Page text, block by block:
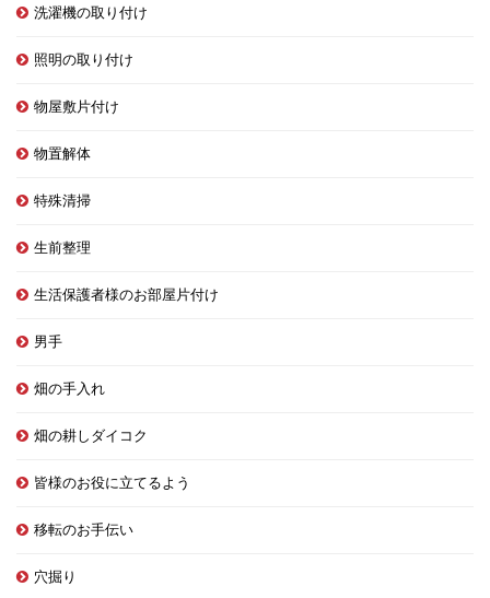
洗濯機の取り付け
照明の取り付け
物屋敷片付け
物置解体
特殊清掃
生前整理
生活保護者様のお部屋片付け
男手
畑の手入れ
畑の耕しダイコク
皆様のお役に立てるよう
移転のお手伝い
穴掘り